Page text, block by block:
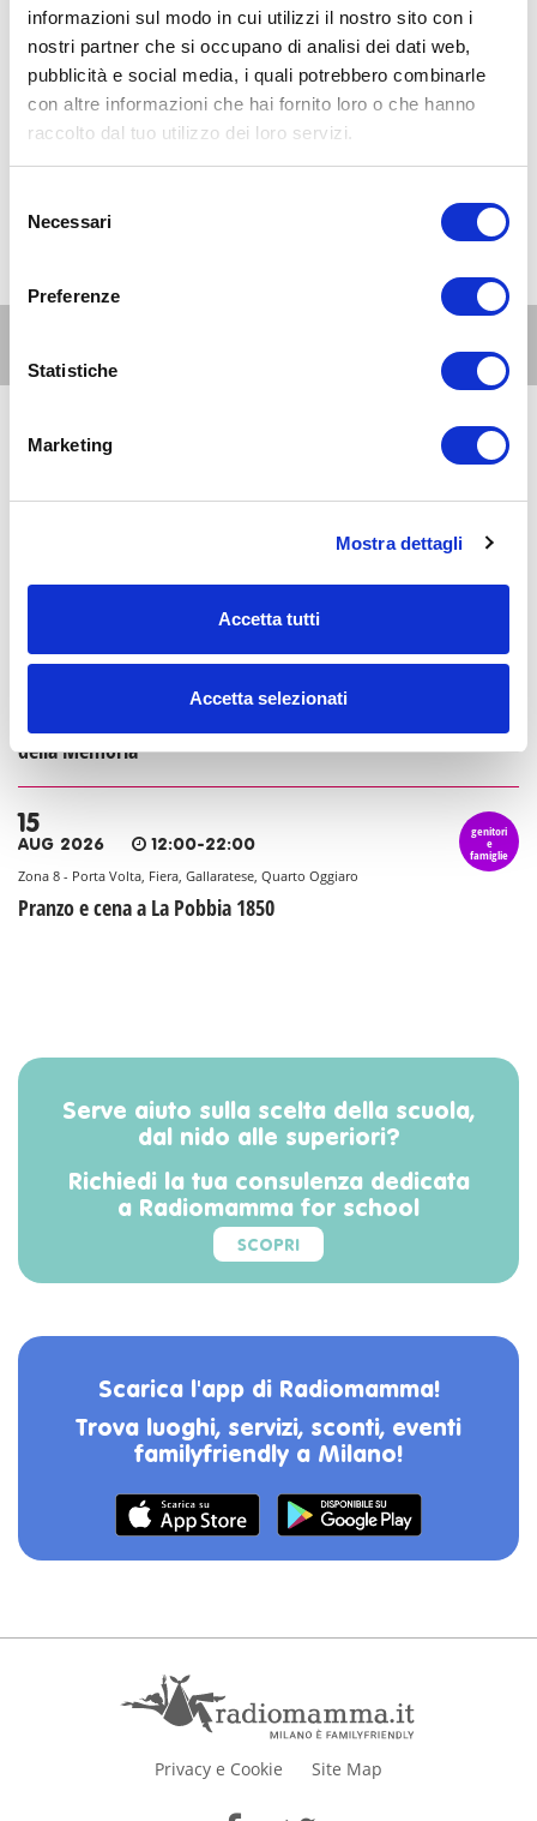
informazioni sul modo in cui utilizzi il nostro sito con i
nostri partner che si occupano di analisi dei dati web,
pubblicità e social media, i quali potrebbero combinarle
con altre informazioni che hai fornito loro o che hanno
raccolto dal tuo utilizzo dei loro servizi.
delNecessari
Preferenze
Statistiche
Marketing
Mostra dettagli
Accetta tutti
Accetta selezionati
Altri eventi per questa età
15
Zona 1 - Centro storico
La Conca social bar: colazioni, pranzi, aperitivi e
genitori
e
AUG 2026
Per un'antologia delle ombre: la mostra alla Casa
della Memoria
famiglie
15
AUG 2026 12:00-22:00
Zona 8 - Porta Volta, Fiera, Gallaratese, Quarto Oggiaro
Pranzo e cena a La Pobbia 1850
genitori
e
famiglie
Serve aiuto sulla scelta della scuola,
dal nido alle superiori?
Richiedi la tua consulenza dedicata
a Radiomamma for school
SCOPRI
Scarica l'app di Radiomamma!
Trova luoghi, servizi, sconti, eventi
familyfriendly a Milano!
Privacy e Cookie Site Map